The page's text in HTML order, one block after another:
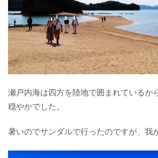
瀬戸内海は四方を陸地で囲まれているか
穏やかでした。
暑いのでサンダルで行ったのですが、我